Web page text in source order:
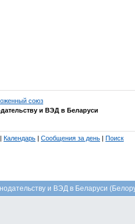
союз
и ВЭД в Беларуси
| Календарь | Сообщения за день | Поиск
и ВЭД в Беларуси